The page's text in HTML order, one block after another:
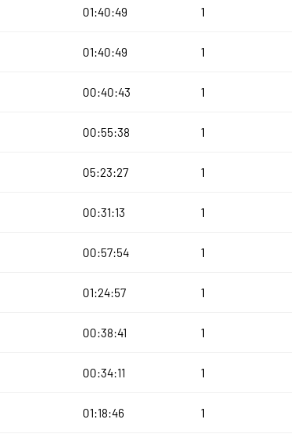
01:40:49 1
01:40:49 1
00:40:43 1
00:55:38 1
05:23:27 1
00:31:13 1
00:57:54 1
01:24:57 1
00:38:41 1
00:34:11 1
01:18:46 1